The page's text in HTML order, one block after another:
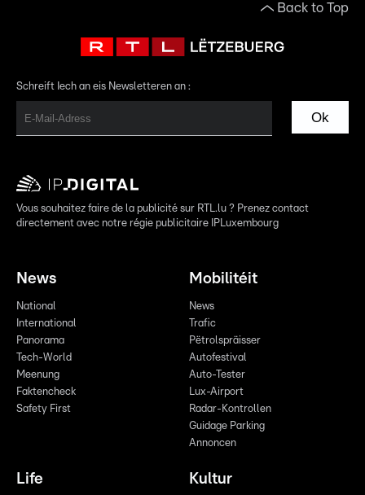
Back to Top
Schreift Iech an eis Newsletteren an :
Ok
Vous souhaitez faire de la publicité sur RTL.lu ? Prenez contact
directement avec notre régie publicitaire IPLuxembourg
News
National
International
Panorama
Tech-World
Meenung
Faktencheck
Safety First
Mobilitéit
News
Trafic
Pëtrolspräisser
Autofestival
Auto-Tester
Lux-Airport
Radar-Kontrollen
Guidage Parking
Annoncen
Life Kultur